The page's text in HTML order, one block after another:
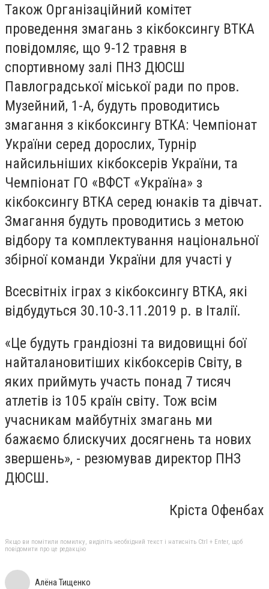
Також Організаційний комітет
проведення змагань з кікбоксингу ВТКА
повідомляє, що 9-12 травня в
спортивному залі ПНЗ ДЮСШ
Павлоградської міської ради по пров.
Музейний, 1-А, будуть проводитись
змагання з кікбоксингу ВТКА: Чемпіонат
України серед дорослих, Турнір
найсильніших кікбоксерів України, та
Чемпіонат ГО «ВФСТ «Україна» з
кікбоксингу ВТКА серед юнаків та дівчат.
Змагання будуть проводитись з метою
відбору та комплектування національної
збірної команди України для участі у
Всесвітніх іграх з кікбоксингу ВТКА, які
відбудуться 30.10-3.11.2019 р. в Італії.
«Це будуть грандіозні та видовищні бої
найталановитіших кікбоксерів Світу, в
яких приймуть участь понад 7 тисяч
атлетів із 105 країн світу. Тож всім
учасникам майбутніх змагань ми
бажаємо блискучих досягнень та нових
звершень», - резюмував директор ПНЗ
ДЮСШ.
Кріста Офенбах
Якщо ви помітили помилку, виділіть необхідний текст і натисніть Ctrl + Enter, щоб
повідомити про це редакцію
Алёна Тищенко